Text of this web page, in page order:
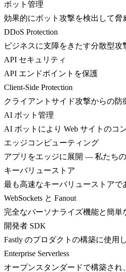
ボット管理
効果的にボット攻撃を検出して脅
DDoS Protection
ビジネスに支障をきたす分散型攻
API セキュリティ
API エンドポイントを保護
Client-Side Protection
クライアントサイド攻撃からの防
AI ボット管理
AI ボットにより Web サイトのコ
エッジコンピューティング
アプリをエッジに展開 — 私たち
キーバリューストア
最も高速なキーバリューストア
WebSockets と Fanout
完全なパーソナライズ機能と簡
開発者 SDK
Fastly のプロダクトの構築に使用
Enterprise Serverless
オープンスタンダードで構築され